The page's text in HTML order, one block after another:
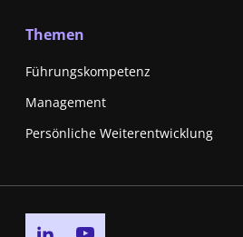
Themen
Führungskompetenz
Management
Persönliche Weiterentwicklung